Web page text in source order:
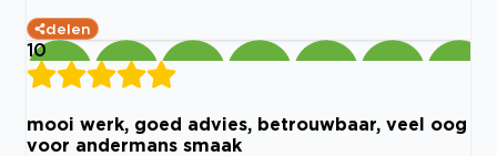
delen
10
mooi werk, goed advies, betrouwbaar, veel oog
voor andermans smaak